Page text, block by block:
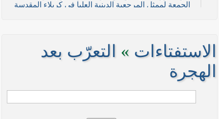
الجمعة لممثل المرجعية الدينية العليا في كربلاء المقدسة
نص ما ورد بشأن الأوضاع الراهنة في العراق في خطبة
الجمعة لممثل المرجعية الدينية العليا في كربلاء المقدسة
نصّ ما ورد بشأن الوضع الراهن في العراق في خطبة
الاستفتاءات »
التعرّب بعد
الهجرة